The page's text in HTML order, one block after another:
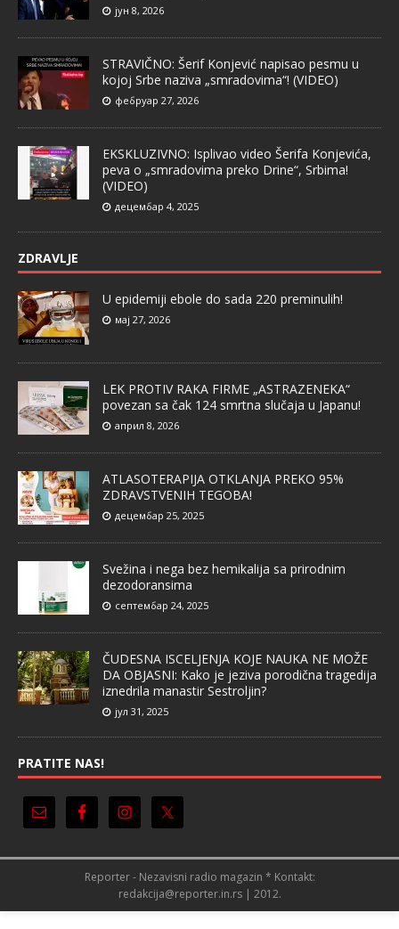
јун 8, 2026
STRAVIČNO: Šerif Konjević napisao pesmu u
kojoj Srbe naziva „smradovima“! (VIDEO)
фебруар 27, 2026
EKSKLUZIVNO: Isplivao video Šerifa Konjevića,
peva o „smradovima preko Drine“, Srbima!
(VIDEO)
децембар 4, 2025
ZDRAVLJE
U epidemiji ebole do sada 220 preminulih!
мај 27, 2026
LEK PROTIV RAKA FIRME „ASTRAZENEKA“
povezan sa čak 124 smrtna slučaja u Japanu!
април 8, 2026
ATLASOTERAPIJA OTKLANJA PREKO 95%
ZDRAVSTVENIH TEGOBA!
децембар 25, 2025
Svežina i nega bez hemikalija sa prirodnim
dezodoransima
септембар 24, 2025
ČUDESNA ISCELJENJA KOJE NAUKA NE MOŽE
DA OBJASNI: Kako je jeziva porodična tragedija
iznedrila manastir Sestroljin?
јул 31, 2025
PRATITE NAS!
Reporter - Nezavisni radio magazin * Kontakt:
redakcija@reporter.in.rs | 2012.